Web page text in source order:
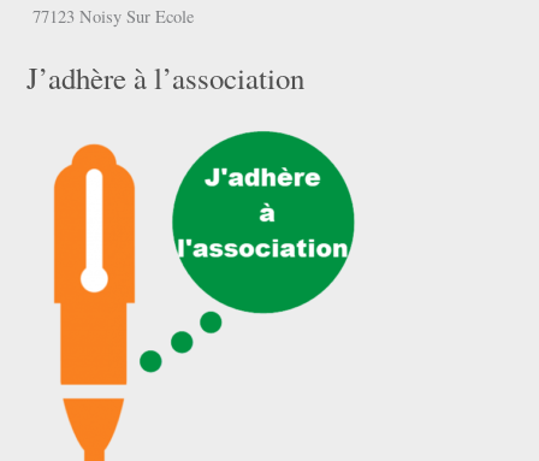
77123 Noisy Sur Ecole
J’adhère à l’association